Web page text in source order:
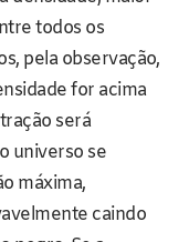
todos os
pela observação,
for acima
será
universo se
máxima,
caindo